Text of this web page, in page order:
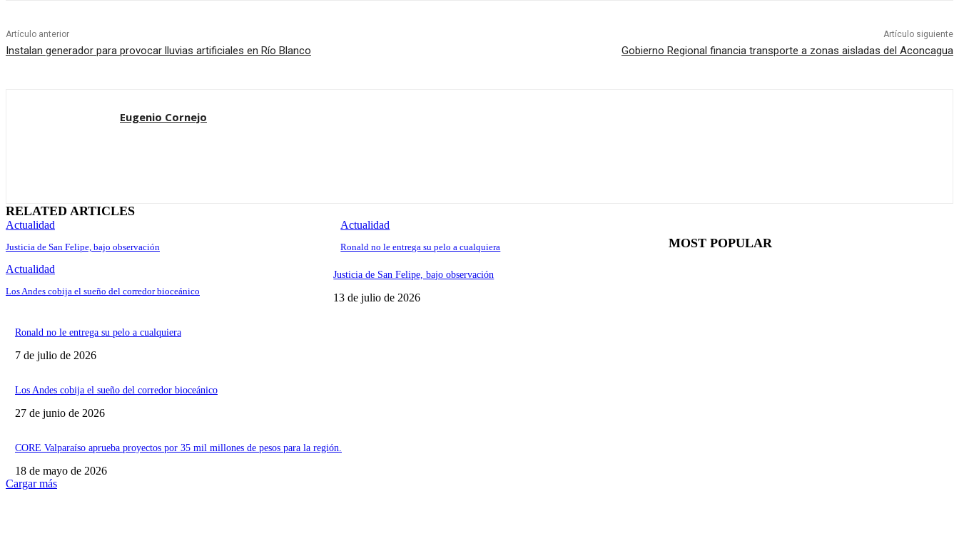
Artículo anterior
Instalan generador para provocar lluvias artificiales en Río Blanco
Artículo siguiente
Gobierno Regional financia transporte a zonas aisladas del Aconcagua
Eugenio Cornejo
RELATED ARTICLES
Actualidad
Justicia de San Felipe, bajo observación
Actualidad
Ronald no le entrega su pelo a cualquiera
Actualidad
Los Andes cobija el sueño del corredor bioceánico
MOST POPULAR
Justicia de San Felipe, bajo observación
13 de julio de 2026
Ronald no le entrega su pelo a cualquiera
7 de julio de 2026
Los Andes cobija el sueño del corredor bioceánico
27 de junio de 2026
CORE Valparaíso aprueba proyectos por 35 mil millones de pesos para la región.
18 de mayo de 2026
Cargar más